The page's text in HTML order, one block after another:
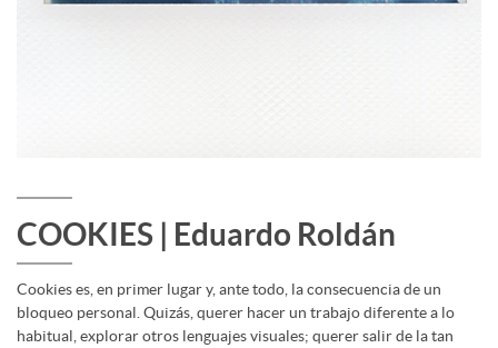
COOKIES | Eduardo Roldán
Cookies es, en primer lugar y, ante todo, la consecuencia de un
bloqueo personal. Quizás, querer hacer un trabajo diferente a lo
habitual, explorar otros lenguajes visuales; querer salir de la tan